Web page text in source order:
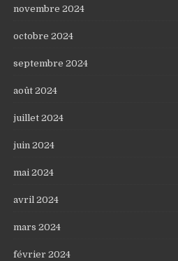
novembre 2024
octobre 2024
septembre 2024
août 2024
juillet 2024
juin 2024
mai 2024
avril 2024
mars 2024
février 2024